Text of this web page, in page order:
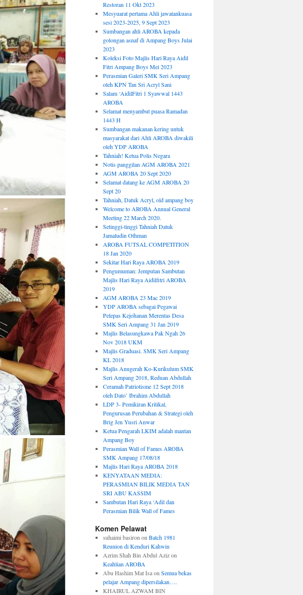
Restoran 11 Okt 2023
Mesyuarat pertama Ahli jawatankuasa
sesi 2023-2025, 9 Sept 2023
Sumbangan ahli AROBA kepada
golongan asnaf di Ampang Boys Julai
2023
Koleksi Foto Majlis Hari Raya Aidil
Fitri Ampang Boys Mei 2023
Perasmian Galeri SMK Seri Ampang
oleh KPN Tan Sri Acryl Sani
Salam ‘AidilFitri 1 Syawwal 1443
AROBA
Selamat menyambut puasa Ramadan
1443 H
Sumbangan makanan kering untuk
masyarakat dari Ahli AROBA diwakili
oleh YDP AROBA
Tahniah! Ketua Polis Negara
Notis panggilan AGM AROBA 2021
AGM AROBA 20 Sept 2020
Selamat datang ke AGM AROBA 20
Sept 20
Tahniah, Datuk Acryl, old ampang boy
Welcome to AROBA Annual General
Meeting 22 March 2020.
Setinggi-tinggi Tahniah Datuk
Jamaludin Othman
AROBA FUTSAL COMPETITION
18 Jan 2020
Sekitar Hari Raya AROBA 2019
Pengumuman: Jemputan Sambutan
Majlis Hari Raya Aidilfitri AROBA
2019
AGM AROBA 23 Mac 2019
YDP AROBA sebagai Pegawai
Pelepas Kejohanan Merentas Desa
SMK Seri Ampang 31 Jan 2019
Majlis Belasungkawa Pak Ngah 26
Nov 2018 UKM
Majlis Graduasi. SMK Seri Ampang
KL 2018
Majlis Anugerah Ko-Kurikulum SMK
Seri Ampang 2018, Reduan Abdullah
Ceramah Patriotisme 12 Sept 2018
oleh Dato’ Ibrahim Abdullah
LDP 3- Pemikiran Kritikal,
Pengurusan Perubahan & Strategi oleh
Brig Jen Yusri Anwar
Ketua Pengarah LKIM adalah mantan
Ampang Boy
Perasmian Wall of Fames AROBA
SMK Ampang 17/08/18
Majlis Hari Raya AROBA 2018
KENYATAAN MEDIA:
PERASMIAN BILIK MEDIA TAN
SRI ABU KASSIM
Sambutan Hari Raya ‘Adil dan
Perasmian Bilik Wall of Fames
Komen Pelawat
suhaimi basiron on Batch 1981
Reunion di Kenduri Kahwin
Azrim Shah Bin Abdul Azizon
Keahlian AROBA
Abu Hashim Mat Isaon Semua bekas
pelajar Ampang dipersilakan….
KHAIRUL AZWAM BIN